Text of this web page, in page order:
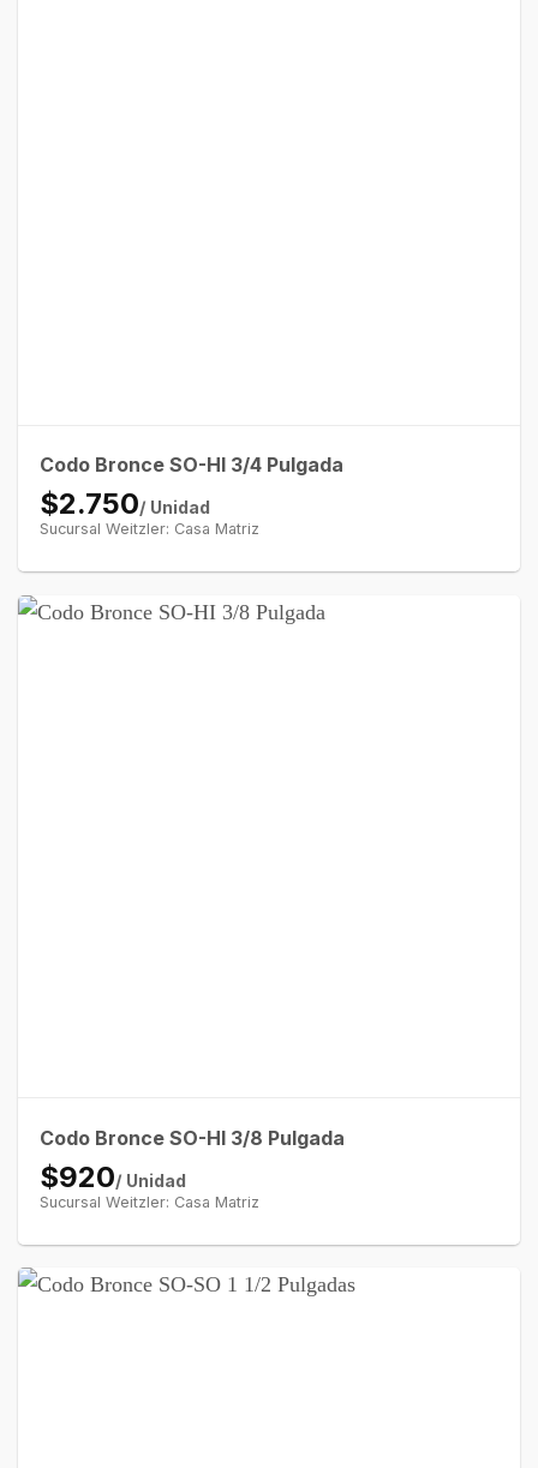
Codo Bronce SO-HI 3/4 Pulgada
$2.750/ Unidad
Sucursal Weitzler: Casa Matriz
Codo Bronce SO-HI 3/8 Pulgada
$920/ Unidad
Sucursal Weitzler: Casa Matriz